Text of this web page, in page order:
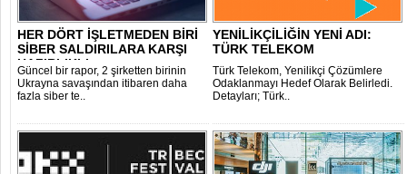
HER DÖRT İŞLETMEDEN BİRİ
SİBER SALDIRILARA KARŞI
HAZIRLIKLI ..
Güncel bir rapor, 2 şirketten birinin
Ukrayna savaşından itibaren daha
fazla siber te..
YENİLİKÇİLİĞİN YENİ ADI:
TÜRK TELEKOM
Türk Telekom, Yenilikçi Çözümlere
Odaklanmayı Hedef Olarak Belirledi.
Detayları; Türk..